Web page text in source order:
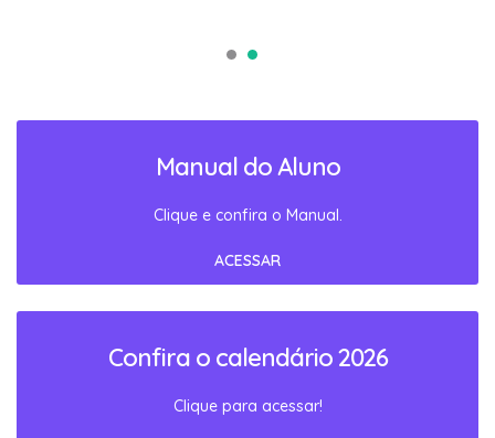
Manual do Aluno
Clique e confira o Manual.
ACESSAR
Confira o calendário 2026
Clique para acessar!